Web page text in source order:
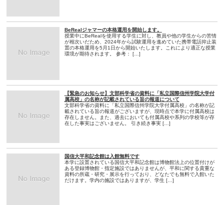
BeRealジャマーの本格運用を開始します。
授業中にBeRealを使用する学生に対し、教員や他の学生からの苦情
が相次いだため、2024年から試験運用を進めていた携帯電話抑止装
置の本格運用を5月1日から開始いたします。これにより適正な授業
環境が期待されます。 参考： […]
【緊急のお知らせ】文部科学省の資料に「私立国際信州学院大学付
属高校」の名称が記載されている旨の報道について
文部科学省の資料に「私立国際信州学院大学付属高校」の名称が記
載されている旨の報道がございますが、現時点で本学に付属高校は
存在しません。また、過去においても付属高校や系列の学校等が存
在した事実はございません。 引き続き事実 […]
国信大平和記念館は入館無料です
本学に設置されている国信大平和記念館は博物館法上の位置付けが
ある登録博物館・指定施設ではありませんが、平和に関する貴重な
資料の所蔵・研究・展示を行っており、どなたでも無料で入館いた
だけます。学内の施設ではありますが、学生 […]